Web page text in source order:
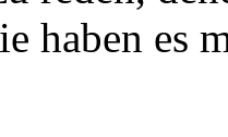
haben es